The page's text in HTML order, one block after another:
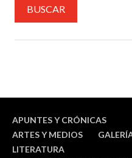
APUNTES Y CRÓNICAS
ARTES Y MEDIOS
LITERATURA